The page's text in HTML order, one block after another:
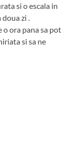
si o escala in
doua zi .
ora pana sa pot
si sa ne